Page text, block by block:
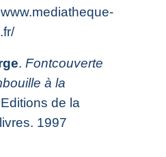
www.mediatheque-
.Fontcouverte
à la
de la
1997